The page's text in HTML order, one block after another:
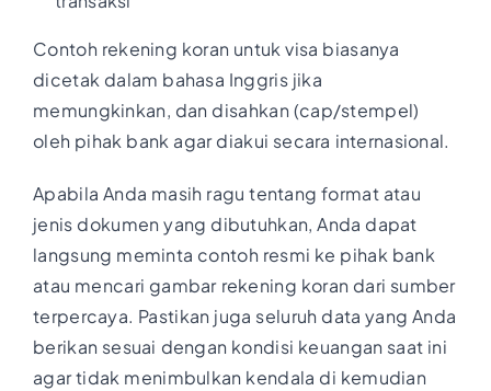
Contoh rekening koran untuk visa biasanya
dicetak dalam bahasa Inggris jika
memungkinkan, dan disahkan (cap/stempel)
oleh pihak bank agar diakui secara internasional.
Apabila Anda masih ragu tentang format atau
jenis dokumen yang dibutuhkan, Anda dapat
langsung meminta contoh resmi ke pihak bank
atau mencari gambar rekening koran dari sumber
terpercaya. Pastikan juga seluruh data yang Anda
berikan sesuai dengan kondisi keuangan saat ini
agar tidak menimbulkan kendala di kemudian